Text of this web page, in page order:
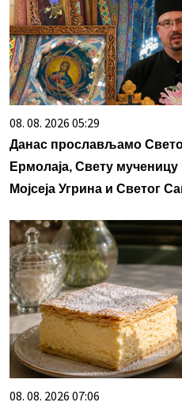
08. 08. 2026 05:29
Данас прослављамо
Ермолаја, Свету
Мојсеја Угрина и Светог
08. 08. 2026 07:06